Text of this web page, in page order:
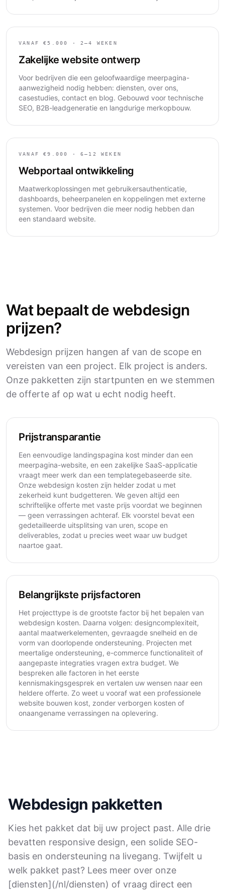
VANAF €5.000 · 2–4 WEKEN
Zakelijke website ontwerp
Voor bedrijven die een geloofwaardige meerpagina-
aanwezigheid nodig hebben: diensten, over ons,
casestudies, contact en blog. Gebouwd voor technische
SEO, B2B-leadgeneratie en langdurige merkopbouw.
VANAF €9.000 · 6–12 WEKEN
Webportaal ontwikkeling
Maatwerkoplossingen met gebruikersauthenticatie,
dashboards, beheerpanelen en koppelingen met externe
systemen. Voor bedrijven die meer nodig hebben dan
een standaard website.
Wat bepaalt de webdesign
prijzen?
Webdesign prijzen hangen af van de scope en
vereisten van een project. Elk project is anders.
Onze pakketten zijn startpunten en we stemmen
de offerte af op wat u echt nodig heeft.
Prijstransparantie
Een eenvoudige landingspagina kost minder dan een
meerpagina-website, en een zakelijke SaaS-applicatie
vraagt meer werk dan een templategebaseerde site.
Onze webdesign kosten zijn helder zodat u met
zekerheid kunt budgetteren. We geven altijd een
schriftelijke offerte met vaste prijs voordat we beginnen
— geen verrassingen achteraf. Elk voorstel bevat een
gedetailleerde uitsplitsing van uren, scope en
deliverables, zodat u precies weet waar uw budget
naartoe gaat.
Belangrijkste prijsfactoren
Het projecttype is de grootste factor bij het bepalen van
webdesign kosten. Daarna volgen: designcomplexiteit,
aantal maatwerkelementen, gevraagde snelheid en de
vorm van doorlopende ondersteuning. Projecten met
meertalige ondersteuning, e-commerce functionaliteit of
aangepaste integraties vragen extra budget. We
bespreken alle factoren in het eerste
kennismakingsgesprek en vertalen uw wensen naar een
heldere offerte. Zo weet u vooraf wat een professionele
website bouwen kost, zonder verborgen kosten of
onaangename verrassingen na oplevering.
Webdesign pakketten
Kies het pakket dat bij uw project past. Alle drie
bevatten responsive design, een solide SEO-
basis en ondersteuning na livegang. Twijfelt u
welk pakket past? Lees meer over onze
[diensten](/nl/diensten) of vraag direct een